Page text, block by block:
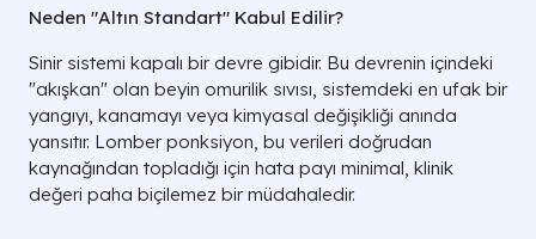
Neden "Altın Standart" Kabul Edilir?
Sinir sistemi kapalı bir devre gibidir. Bu devrenin içindeki
"akışkan" olan beyin omurilik sıvısı, sistemdeki en ufak bir
yangıyı, kanamayı veya kimyasal değişikliği anında
yansıtır. Lomber ponksiyon, bu verileri doğrudan
kaynağından topladığı için hata payı minimal, klinik
değeri paha biçilemez bir müdahaledir.